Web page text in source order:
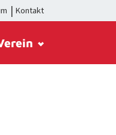
Kontakt